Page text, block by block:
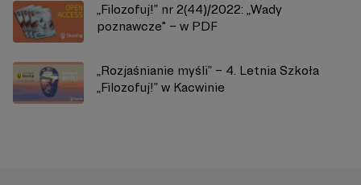
„Filozofuj!” nr 2(44)/2022: „Wady
poznawcze" – w PDF
„Rozjaśnianie myśli” – 4. Letnia Szkoła
„Filozofuj!” w Kacwinie